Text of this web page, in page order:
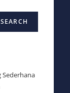
SEARCH
Sederhana